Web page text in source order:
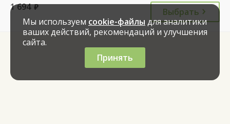
1 694 руб.
Выбрать
Мы используем cookie-файлы для аналитики
ваших действий, рекомендаций и улучшения
сайта.
Принять